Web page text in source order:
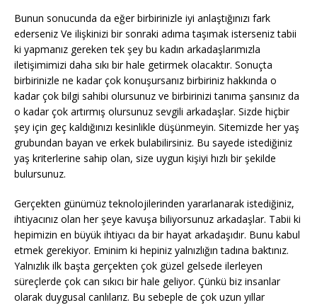
Bunun sonucunda da eğer birbirinizle iyi anlaştığınızı fark
ederseniz Ve ilişkinizi bir sonraki adıma taşımak isterseniz tabii
ki yapmanız gereken tek şey bu kadın arkadaşlarımızla
iletişimimizi daha sıkı bir hale getirmek olacaktır. Sonuçta
birbirinizle ne kadar çok konuşursanız birbiriniz hakkında o
kadar çok bilgi sahibi olursunuz ve birbirinizi tanıma şansınız da
o kadar çok artırmış olursunuz sevgili arkadaşlar. Sizde hiçbir
şey için geç kaldığınızı kesinlikle düşünmeyin. Sitemizde her yaş
grubundan bayan ve erkek bulabilirsiniz. Bu sayede istediğiniz
yaş kriterlerine sahip olan, size uygun kişiyi hızlı bir şekilde
bulursunuz.
Gerçekten günümüz teknolojilerinden yararlanarak istediğiniz,
ihtiyacınız olan her şeye kavuşa biliyorsunuz arkadaşlar. Tabii ki
hepimizin en büyük ihtiyacı da bir hayat arkadaşıdır. Bunu kabul
etmek gerekiyor. Eminim ki hepiniz yalnızlığın tadına baktınız.
Yalnızlık ilk başta gerçekten çok güzel gelsede ilerleyen
süreçlerde çok can sıkıcı bir hale geliyor. Çünkü biz insanlar
olarak duygusal canlılarız. Bu sebeple de çok uzun yıllar